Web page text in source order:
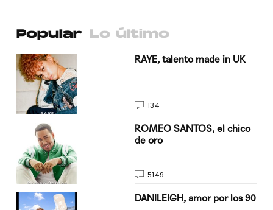
Popular Lo último
RAYE, talento made in UK
134
ROMEO SANTOS, el chico
de oro
5149
DANILEIGH, amor por los 90